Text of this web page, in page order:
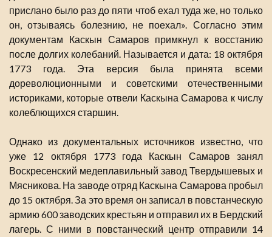
прислано было раз до пяти чтоб ехал туда же, но только
он, отзываясь болезнию, не поехал». Согласно этим
документам Каскын Самаров примкнул к восстанию
после долгих колебаний. Называется и дата: 18 октября
1773 года. Эта версия была принята всеми
дореволюционными и советскими отечественными
историками, которые отвели Каскына Самарова к числу
колеблющихся старшин.
Однако из документальных источников известно, что
уже 12 октября 1773 года Каскын Самаров занял
Воскресенский медеплавильный завод Твердышевых и
Мясникова. На заводе отряд Каскына Самарова пробыл
до 15 октября. За это время он записал в повстанческую
армию 600 заводских крестьян и отправил их в Бердский
лагерь. С ними в повстанческий центр отправили 14